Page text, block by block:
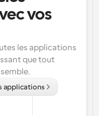
vos
les applications
que tout
applications